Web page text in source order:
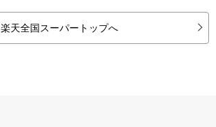
楽天全国スーパートップへ